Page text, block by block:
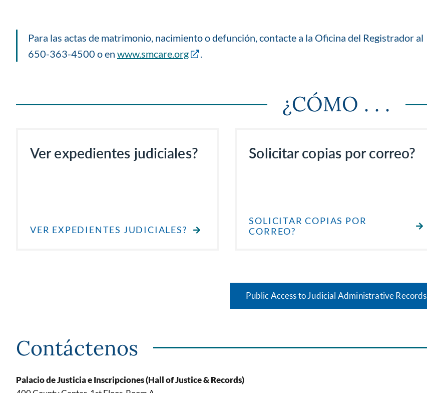
Para las actas de matrimonio, nacimiento o defunción, contacte a la Oficina del Registrador al
650-363-4500 o en www.smcare.org .
¿CÓMO . . .
Ver expedientes judiciales?
VER EXPEDIENTES JUDICIALES?
Solicitar copias por correo?
SOLICITAR COPIAS POR
CORREO?
Public Access to Judicial Administrative Records
Contáctenos
Palacio de Justicia e Inscripciones (Hall of Justice & Records)